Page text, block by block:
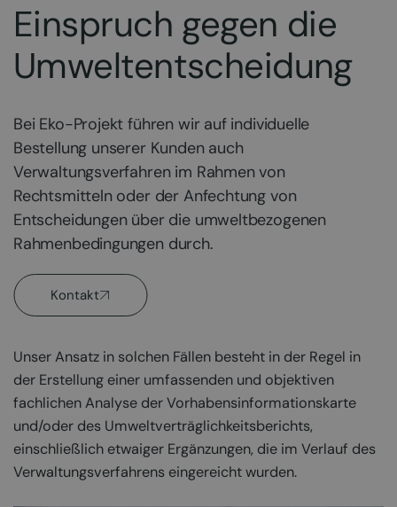
Einspruch gegen die
Umweltentscheidung
Bei Eko-Projekt führen wir auf individuelle
Bestellung unserer Kunden auch
Verwaltungsverfahren im Rahmen von
Rechtsmitteln oder der Anfechtung von
Entscheidungen über die umweltbezogenen
Rahmenbedingungen durch.
Kontakt
Unser Ansatz in solchen Fällen besteht in der Regel in
der Erstellung einer umfassenden und objektiven
fachlichen Analyse der Vorhabensinformationskarte
und/oder des Umweltverträglichkeitsberichts,
einschließlich etwaiger Ergänzungen, die im Verlauf des
Verwaltungsverfahrens eingereicht wurden.